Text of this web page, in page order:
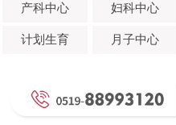
产科中心 妇科中心
计划生育 月子中心